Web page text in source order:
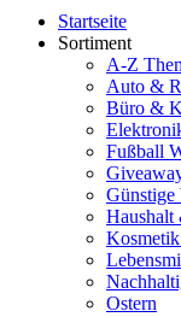
Startseite
Sortiment
A-Z
Auto &
Büro &
Fußball
Günstige
Haushalt
Ostern